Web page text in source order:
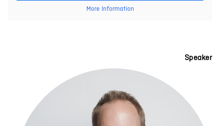
More Information
Speaker